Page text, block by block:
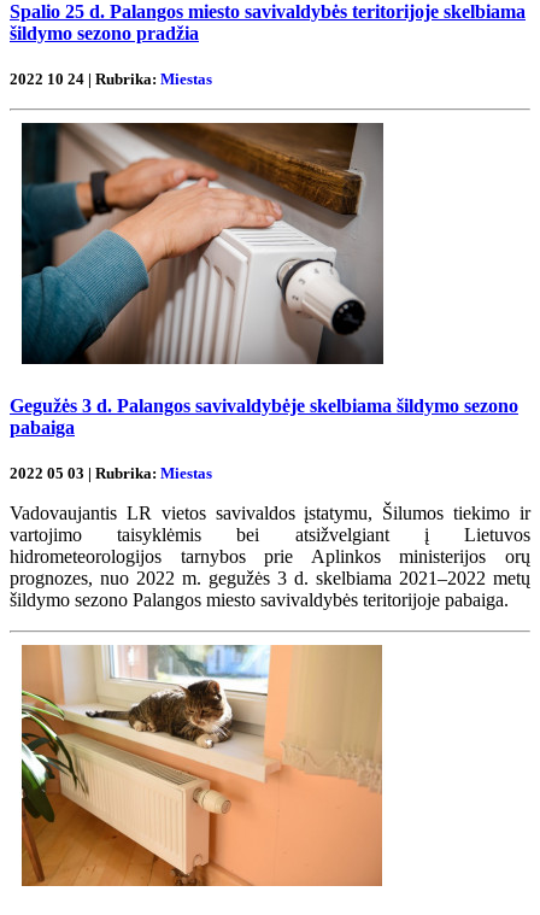
Spalio 25 d. Palangos miesto savivaldybės teritorijoje skelbiama
šildymo sezono pradžia
2022 10 24 | Rubrika: Miestas
Gegužės 3 d. Palangos savivaldybėje skelbiama šildymo sezono
pabaiga
2022 05 03 | Rubrika: Miestas
Vadovaujantis LR vietos savivaldos įstatymu, Šilumos tiekimo ir
vartojimo taisyklėmis bei atsižvelgiant į Lietuvos
hidrometeorologijos tarnybos prie Aplinkos ministerijos orų
prognozes, nuo 2022 m. gegužės 3 d. skelbiama 2021–2022 metų
šildymo sezono Palangos miesto savivaldybės teritorijoje pabaiga.